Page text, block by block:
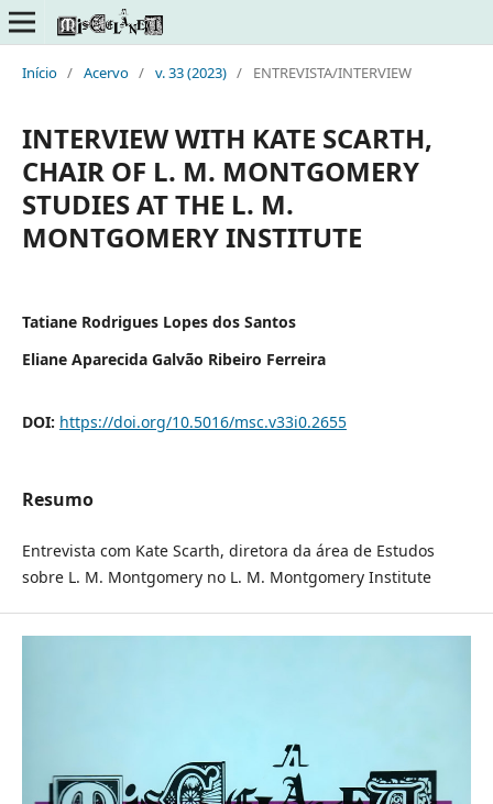
Início / Acervo / v. 33 (2023) / ENTREVISTA/INTERVIEW
INTERVIEW WITH KATE SCARTH,
CHAIR OF L. M. MONTGOMERY
STUDIES AT THE L. M.
MONTGOMERY INSTITUTE
Tatiane Rodrigues Lopes dos Santos
Eliane Aparecida Galvão Ribeiro Ferreira
DOI: https://doi.org/10.5016/msc.v33i0.2655
Resumo
Entrevista com Kate Scarth, diretora da área de Estudos
sobre L. M. Montgomery no L. M. Montgomery Institute